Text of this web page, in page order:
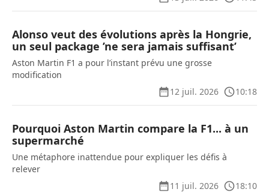
Alonso veut des évolutions après la Hongrie,
un seul package ’ne sera jamais suffisant’
Aston Martin F1 a pour l’instant prévu une grosse
modification
12 juil. 2026
10:18
Pourquoi Aston Martin compare la F1... à un
supermarché
Une métaphore inattendue pour expliquer les défis à
relever
11 juil. 2026
18:10